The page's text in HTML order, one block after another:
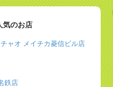
気のお店
ャオ メイチカ菱信ビル店
鉄店